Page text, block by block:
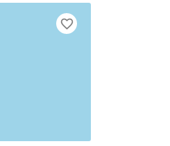
favorite_border